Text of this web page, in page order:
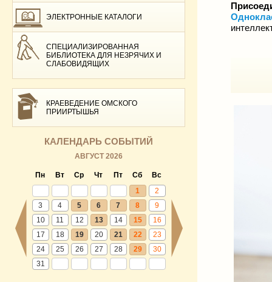
ЭЛЕКТРОННЫЕ КАТАЛОГИ
СПЕЦИАЛИЗИРОВАННАЯ
БИБЛИОТЕКА ДЛЯ НЕЗРЯЧИХ И
СЛАБОВИДЯЩИХ
КРАЕВЕДЕНИЕ ОМСКОГО
ПРИИРТЫШЬЯ
КАЛЕНДАРЬ СОБЫТИЙ
АВГУСТ 2026
Пн Вт Ср Чт Пт Сб
Вс
1
2
3
4 5 6 7 8
9
10
11 12 13 14 15
16
17
18 19 20 21 22
23
24
25 26 27 28 29
30
31